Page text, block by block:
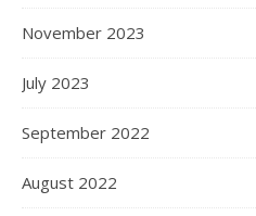
November 2023
July 2023
September 2022
August 2022